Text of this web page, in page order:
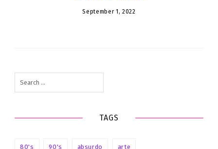
September 1, 2022
for:
TAGS
80's 90's absurdo arte